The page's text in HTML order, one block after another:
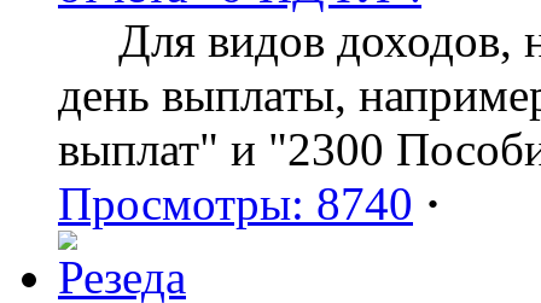
Для видов доходов,
день выплаты,
выплат" и "2300
Просмотры: 8740 ·